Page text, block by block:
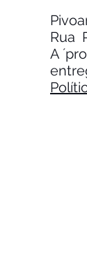
Rua
A